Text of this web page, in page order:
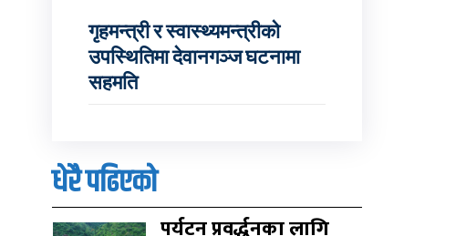
गृहमन्त्री र स्वास्थ्यमन्त्रीको
उपस्थितिमा देवानगञ्ज घटनामा
सहमति
धेरै पढिएको
पर्यटन प्रवर्द्धनका लागि